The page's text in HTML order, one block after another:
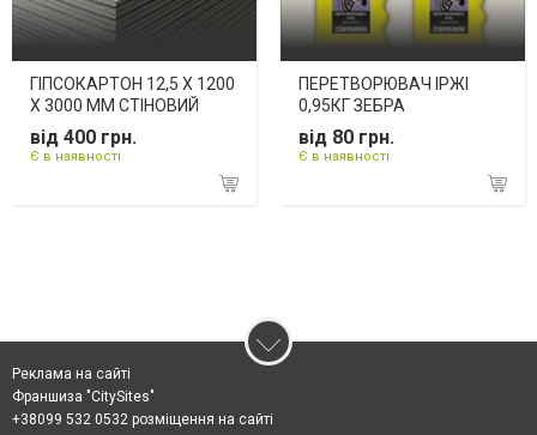
ГІПСОКАРТОН 12,5 Х 1200
Х 3000 ММ CТІНОВИЙ
від 400 грн.
Є в наявності
ПЕРЕТВОРЮВАЧ ІРЖІ
0,95КГ ЗЕБРА
від 80 грн.
Є в наявності
Реклама на сайті
Франшиза "CitySites"
+38099 532 0532 розміщення на сайті